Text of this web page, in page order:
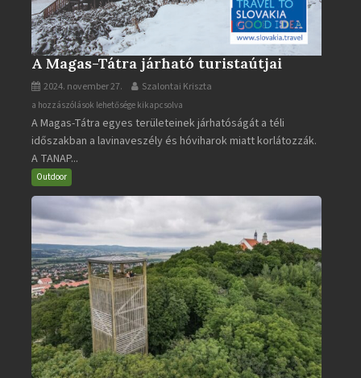
A Magas-Tátra járható turistaútjai
2024. november 27. Szalontai Kriszta
A
Magas-
Tátra
járható
turistaútjai
a hozzászólások lehetősége kikapcsolva
A Magas-Tátra egyes területeinek járhatóságát a téli
időszakban a lavinaveszély és hóviharok miatt korlátozzák.
A TANAP...
Outdoor